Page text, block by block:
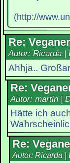
(http://
Re:
Autor: Ricarda |
Ahhja..
Re:
Autor: martin |
Hätte ich
Re:
Autor: Ricarda |